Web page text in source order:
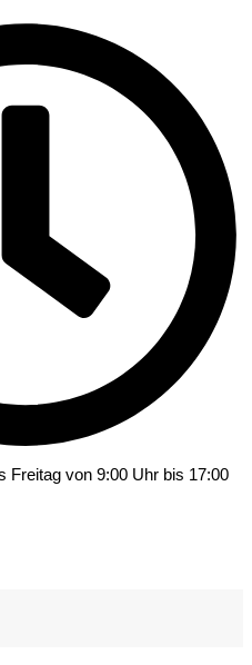
Freitag von 9:00 Uhr bis 17:00